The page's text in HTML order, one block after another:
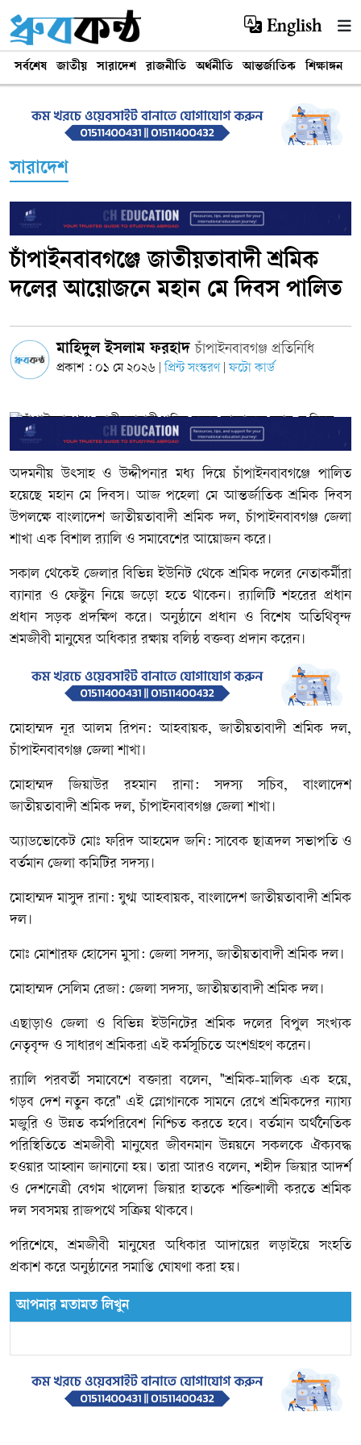
English
সর্বশেষ জাতীয় সারাদেশ রাজনীতি অর্থনীতি আন্তর্জাতিক শিক্ষাঙ্গন
সারাদেশ
চাঁপাইনবাবগঞ্জে জাতীয়তাবাদী শ্রমিক
দলের আয়োজনে মহান মে দিবস পালিত
মাহিদুল ইসলাম ফরহাদচাঁপাইনবাবগঞ্জ প্রতিনিধি
প্রকাশ : ০১ মে ২০২৬ প্রিন্ট সংস্করণ ফটো কার্ড
​অদমনীয় উৎসাহ ও উদ্দীপনার মধ্য দিয়ে চাঁপাইনবাবগঞ্জে পালিত
হয়েছে মহান মে দিবস। আজ পহেলা মে আন্তর্জাতিক শ্রমিক দিবস
উপলক্ষে বাংলাদেশ জাতীয়তাবাদী শ্রমিক দল, চাঁপাইনবাবগঞ্জ জেলা
শাখা এক বিশাল র‍্যালি ও সমাবেশের আয়োজন করে।
​সকাল থেকেই জেলার বিভিন্ন ইউনিট থেকে শ্রমিক দলের নেতাকর্মীরা
ব্যানার ও ফেস্টুন নিয়ে জড়ো হতে থাকেন। র‍্যালিটি শহরের প্রধান
প্রধান সড়ক প্রদক্ষিণ করে। অনুষ্ঠানে প্রধান ও বিশেষ অতিথিবৃন্দ
শ্রমজীবী মানুষের অধিকার রক্ষায় বলিষ্ঠ বক্তব্য প্রদান করেন।
​মোহাম্মদ নূর আলম রিপন: আহবায়ক, জাতীয়তাবাদী শ্রমিক দল,
চাঁপাইনবাবগঞ্জ জেলা শাখা।
​মোহাম্মদ জিয়াউর রহমান রানা: সদস্য সচিব, বাংলাদেশ
জাতীয়তাবাদী শ্রমিক দল, চাঁপাইনবাবগঞ্জ জেলা শাখা।
​অ্যাডভোকেট মোঃ ফরিদ আহমেদ জনি: সাবেক ছাত্রদল সভাপতি ও
বর্তমান জেলা কমিটির সদস্য।
​মোহাম্মদ মাসুদ রানা: যুগ্ম আহবায়ক, বাংলাদেশ জাতীয়তাবাদী শ্রমিক
দল।
​মোঃ মোশারফ হোসেন মুসা: জেলা সদস্য, জাতীয়তাবাদী শ্রমিক দল।
​মোহাম্মদ সেলিম রেজা: জেলা সদস্য, জাতীয়তাবাদী শ্রমিক দল।
​এছাড়াও জেলা ও বিভিন্ন ইউনিটের শ্রমিক দলের বিপুল সংখ্যক
নেতৃবৃন্দ ও সাধারণ শ্রমিকরা এই কর্মসূচিতে অংশগ্রহণ করেন।
​র‍্যালি পরবর্তী সমাবেশে বক্তারা বলেন, "শ্রমিক-মালিক এক হয়ে,
গড়ব দেশ নতুন করে" এই স্লোগানকে সামনে রেখে শ্রমিকদের ন্যায্য
মজুরি ও উন্নত কর্মপরিবেশ নিশ্চিত করতে হবে। বর্তমান অর্থনৈতিক
পরিস্থিতিতে শ্রমজীবী মানুষের জীবনমান উন্নয়নে সকলকে ঐক্যবদ্ধ
হওয়ার আহ্বান জানানো হয়। তারা আরও বলেন, শহীদ জিয়ার আদর্শ
ও দেশনেত্রী বেগম খালেদা জিয়ার হাতকে শক্তিশালী করতে শ্রমিক
দল সবসময় রাজপথে সক্রিয় থাকবে।
​পরিশেষে, শ্রমজীবী মানুষের অধিকার আদায়ের লড়াইয়ে সংহতি
প্রকাশ করে অনুষ্ঠানের সমাপ্তি ঘোষণা করা হয়।
আপনার মতামত লিখুন